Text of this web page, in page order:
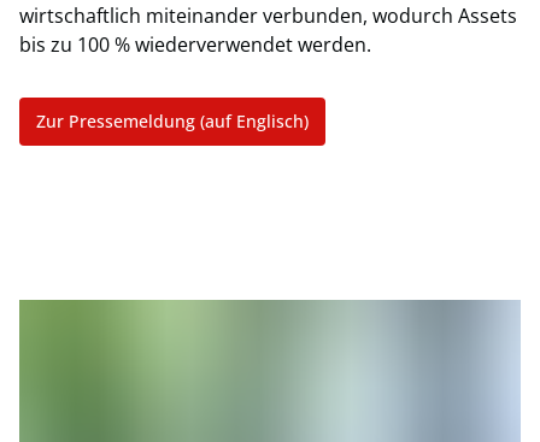
wirtschaftlich miteinander verbunden, wodurch Assets
bis zu 100 % wiederverwendet werden.
Zur Pressemeldung (auf Englisch)